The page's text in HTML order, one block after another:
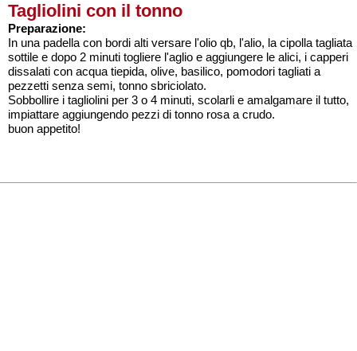
Tagliolini con il tonno
Preparazione:
In una padella con bordi alti versare l'olio qb, l'alio, la cipolla tagliata
sottile e dopo 2 minuti togliere l'aglio e aggiungere le alici, i capperi
dissalati con acqua tiepida, olive, basilico, pomodori tagliati a
pezzetti senza semi, tonno sbriciolato.
Sobbollire i tagliolini per 3 o 4 minuti, scolarli e amalgamare il tutto,
impiattare aggiungendo pezzi di tonno rosa a crudo.
buon appetito!